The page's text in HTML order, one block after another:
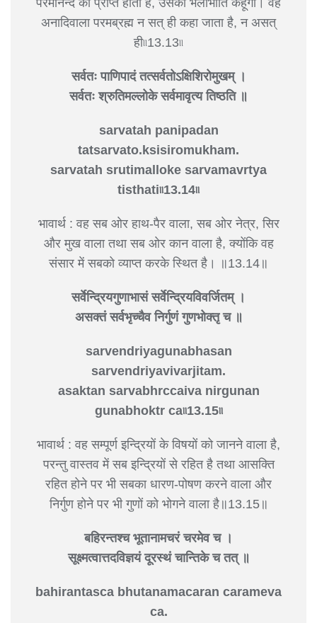
अनादिवाला परमब्रह्म न सत् ही कहा जाता है, न असत्
ही৷৷13.13৷৷
सर्वतः पाणिपादं तत्सर्वतोऽक्षिशिरोमुखम् ।
सर्वतः श्रुतिमल्लोके सर्वमावृत्य तिष्ठति ॥
sarvatah panipadan
tatsarvato.ksisiromukham.
sarvatah srutimalloke sarvamavrtya
tisthati৷৷13.14৷৷
भावार्थ : वह सब ओर हाथ-पैर वाला, सब ओर नेत्र, सिर
और मुख वाला तथा सब ओर कान वाला है, क्योंकि वह
संसार में सबको व्याप्त करके स्थित है। ॥13.14॥
सर्वेन्द्रियगुणाभासं सर्वेन्द्रियविवर्जितम् ।
असक्तं सर्वभृच्चैव निर्गुणं गुणभोक्तृ च ॥
sarvendriyagunabhasan
sarvendriyavivarjitam.
asaktan sarvabhrccaiva nirgunan
gunabhoktr ca৷৷13.15৷৷
भावार्थ : वह सम्पूर्ण इन्द्रियों के विषयों को जानने वाला है,
परन्तु वास्तव में सब इन्द्रियों से रहित है तथा आसक्ति
रहित होने पर भी सबका धारण-पोषण करने वाला और
निर्गुण होने पर भी गुणों को भोगने वाला है॥13.15॥
बहिरन्तश्च भूतानामचरं चरमेव च ।
सूक्ष्मत्वात्तदविज्ञयं दूरस्थं चान्तिके च तत् ॥
bahirantasca bhutanamacaran carameva
ca.